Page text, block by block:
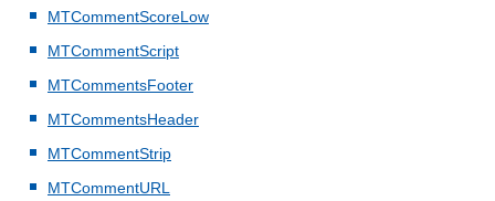
MTCommentScoreLow
MTCommentScript
MTCommentsFooter
MTCommentsHeader
MTCommentStrip
MTCommentURL